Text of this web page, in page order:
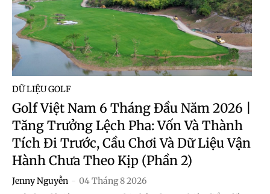
DỮ LIỆU GOLF
Golf Việt Nam 6 Tháng Đầu Năm 2026 |
Tăng Trưởng Lệch Pha: Vốn Và Thành
Tích Đi Trước, Cầu Chơi Và Dữ Liệu Vận
Hành Chưa Theo Kịp (Phần 2)
Jenny Nguyễn - 04 Tháng 8 2026